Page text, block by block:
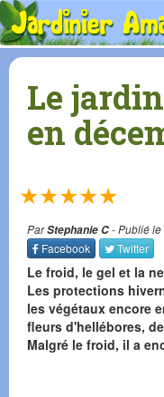
Le
en
★
★
★
★
★
ParStephanie C- Publié le
Facebook
Twitter
Le froid, le gel et la
Les protections
les végétaux encore
fleurs d'hellébores,
Malgré le froid, il a